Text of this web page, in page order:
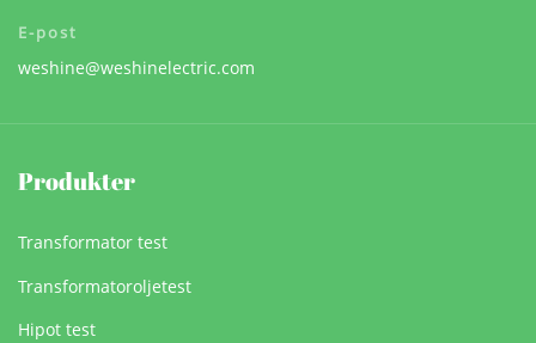
E-post
weshine@weshinelectric.com
Produkter
Transformator test
Transformatoroljetest
Hipot test